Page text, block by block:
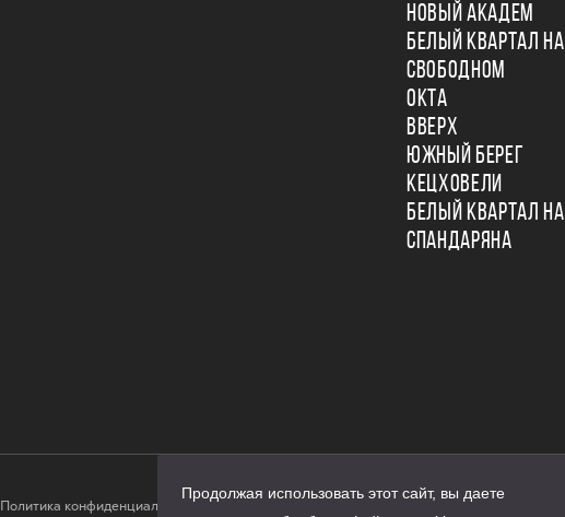
НОВЫЙ АКАДЕМ
БЕЛЫЙ КВАРТАЛ НА
СВОБОДНОМ
ОКТА
ВВЕРХ
ЮЖНЫЙ БЕРЕГ
КЕЦХОВЕЛИ
БЕЛЫЙ КВАРТАЛ НА
СПАНДАРЯНА
Политика конфиденциальности
Продолжая использовать этот сайт, вы даете